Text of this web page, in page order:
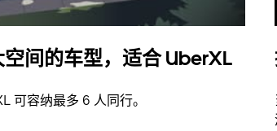
空间的车型，适合 UberXL
可容纳最多 6 人同行。